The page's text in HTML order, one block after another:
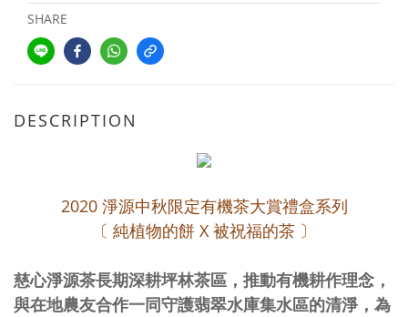
SHARE
DESCRIPTION
2020 淨源中秋限定有機茶大賞禮盒系列
〔 純植物的餅 X 被祝福的茶 〕
慈心淨源茶長期深耕坪林茶區，推動有機耕作理念，
與在地農友合作一同守護翡翠水庫集水區的清淨，為